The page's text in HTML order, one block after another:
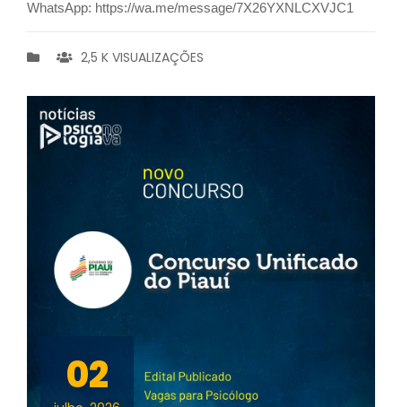
WhatsApp: https://wa.me/message/7X26YXNLCXVJC1
2,5 K VISUALIZAÇÕES
02